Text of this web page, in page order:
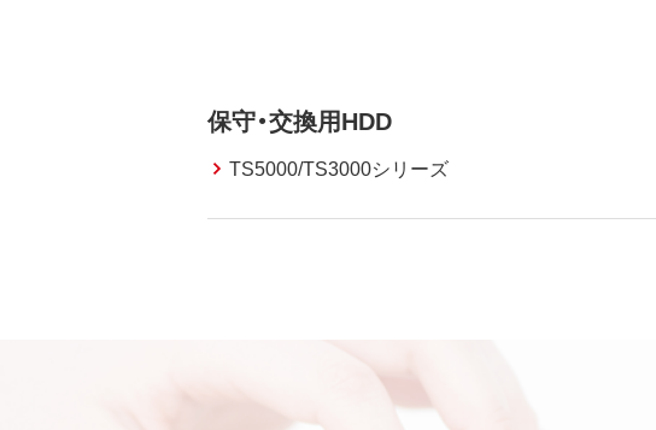
保守・交換用HDD
TS5000/TS3000シリーズ